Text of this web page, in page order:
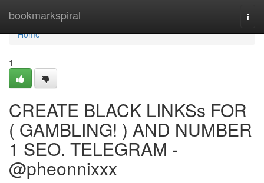
bookmarkspiral
Home
Home
1
CREATE BLACK LINKSs FOR
( GAMBLING! ) AND NUMBER
1 SEO. TELEGRAM -
@pheonnixxx